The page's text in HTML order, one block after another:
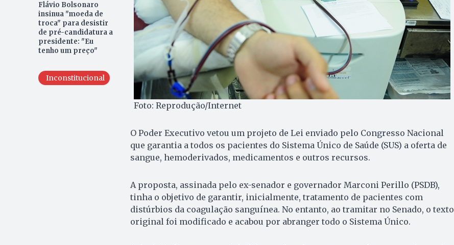
Flávio Bolsonaro
insinua "moeda de
troca" para desistir
de pré-candidatura a
presidente: "Eu
tenho um preço"
Inconstitucional
Foto: Reprodução/Internet
O Poder Executivo vetou um projeto de Lei enviado pelo Congresso Nacional
que garantia a todos os pacientes do Sistema Único de Saúde (SUS) a oferta de
sangue, hemoderivados, medicamentos e outros recursos.
A proposta, assinada pelo ex-senador e governador Marconi Perillo (PSDB),
tinha o objetivo de garantir, inicialmente, tratamento de pacientes com
distúrbios da coagulação sanguínea. No entanto, ao tramitar no Senado, o texto
original foi modificado e acabou por abranger todo o Sistema Único.